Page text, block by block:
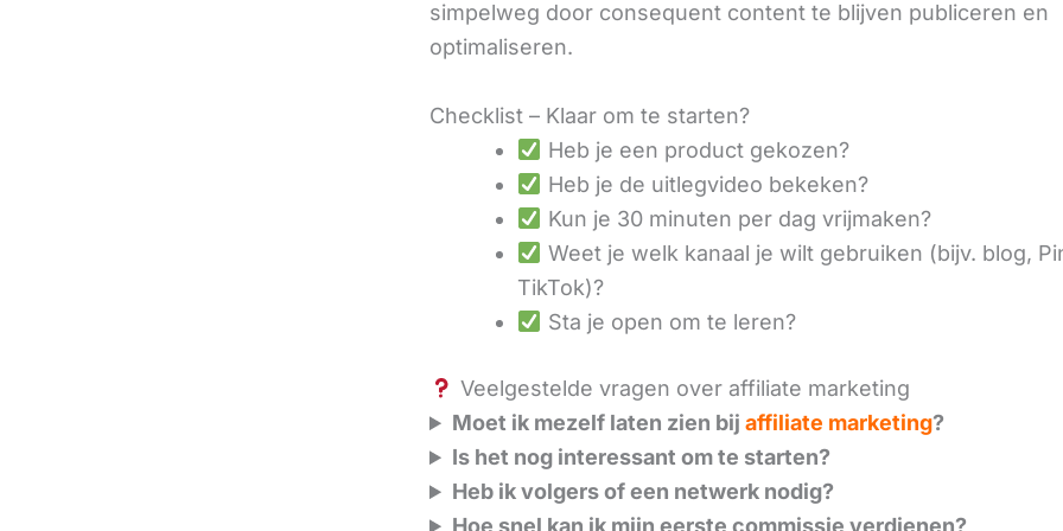
simpelweg door consequent content te blijven publiceren en
optimaliseren.
Checklist – Klaar om te starten?
Heb je een product gekozen?
Heb je de uitlegvideo bekeken?
Kun je 30 minuten per dag vrijmaken?
Weet je welk kanaal je wilt gebruiken (bijv. blog,
TikTok)?
Sta je open om te leren?
Veelgestelde vragen over affiliate marketing
Moet ik mezelf laten zien bijaffiliate marketing?
Is het nog interessant om te starten?
Heb ik volgers of een netwerk nodig?
Hoe snel kan ik mijn eerste commissie verdienen?